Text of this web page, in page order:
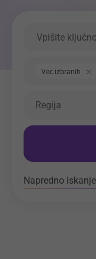
Vec izbranih
Regija
Napredno iskanje